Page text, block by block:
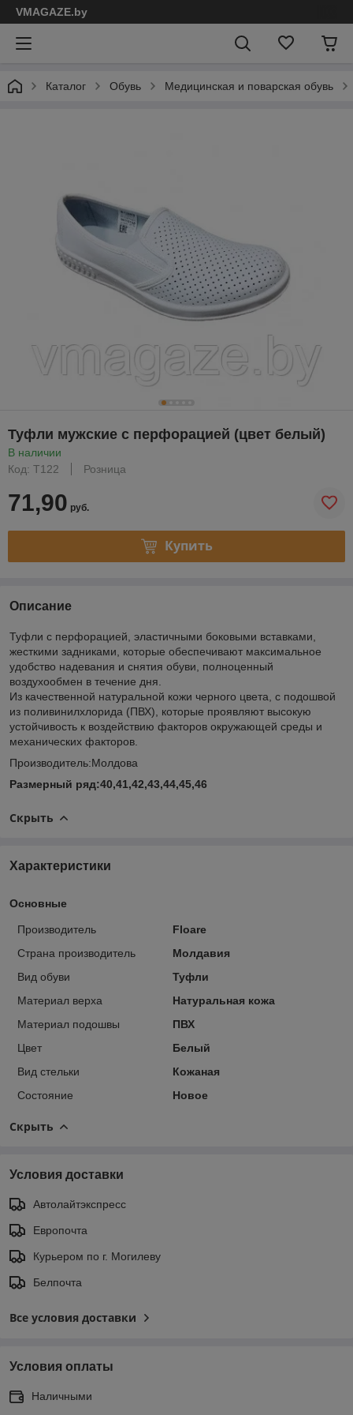
VMAGAZE.by
Каталог Обувь Медицинская и поварская обувь
Туфли мужские с перфорацией (цвет белый)
В наличии
Код: Т122
Розница
71,90 руб.
Купить
Описание
Туфли с перфорацией, эластичными боковыми вставками,
жесткими задниками, которые обеспечивают максимальное
удобство надевания и снятия обуви, полноценный
воздухообмен в течение дня.
Из качественной натуральной кожи черного цвета, с подошвой
из поливинилхлорида (ПВХ), которые проявляют высокую
устойчивость к воздействию факторов окружающей среды и
механических факторов.
Производитель:Молдова
Размерный ряд:40,41,42,43,44,45,46
Скрыть
Характеристики
Основные
Производитель
Floare
Страна производитель
Молдавия
Вид обуви
Туфли
Материал верха
Натуральная кожа
Материал подошвы
ПВХ
Цвет
Белый
Вид стельки
Кожаная
Состояние
Новое
Скрыть
Условия доставки
Автолайтэкспресс
Европочта
Курьером по г. Могилеву
Белпочта
Все условия доставки
Условия оплаты
Наличными